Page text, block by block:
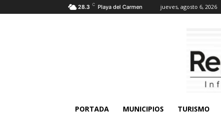
28.3 C Playa del Carmen jueves, agosto 6, 2026
PORTADA MUNICIPIOS TURISMO